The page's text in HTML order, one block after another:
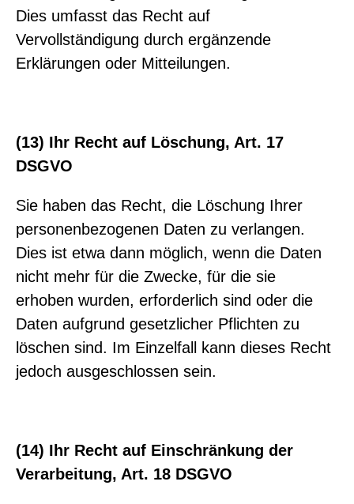
Dies umfasst das Recht auf
Vervollständigung durch ergänzende
Erklärungen oder Mitteilungen.
(13) Ihr Recht auf Löschung, Art. 17
DSGVO
Sie haben das Recht, die Löschung Ihrer
personenbezogenen Daten zu verlangen.
Dies ist etwa dann möglich, wenn die Daten
nicht mehr für die Zwecke, für die sie
erhoben wurden, erforderlich sind oder die
Daten aufgrund gesetzlicher Pflichten zu
löschen sind. Im Einzelfall kann dieses Recht
jedoch ausgeschlossen sein.
(14) Ihr Recht auf Einschränkung der
Verarbeitung, Art. 18 DSGVO